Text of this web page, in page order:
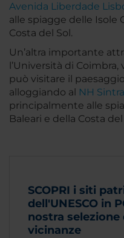
Avenida Liberdade
alle spiagge delle Isole
Costa del Sol.
Un’altra importante
l’Università di Coimbra,
può visitare il
alloggiando al NH
principalmente alle
Baleari e della Costa del
SCOPRI i siti
dell'UNESCO in
nostra
vicinanze